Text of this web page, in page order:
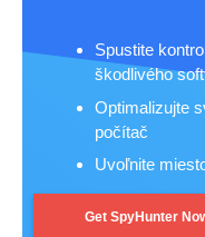
Spustite
škodlivého
Optimalizujte
počítač
Uvoľnite
Get SpyHunter